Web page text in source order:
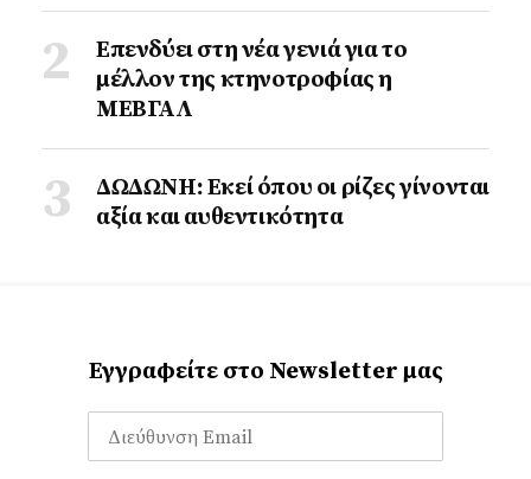
Επενδύει στη νέα γενιά για το
μέλλον της κτηνοτροφίας η
ΜΕΒΓΑΛ
ΔΩΔΩΝΗ: Εκεί όπου οι ρίζες γίνονται
αξία και αυθεντικότητα
Εγγραφείτε στο Newsletter μας